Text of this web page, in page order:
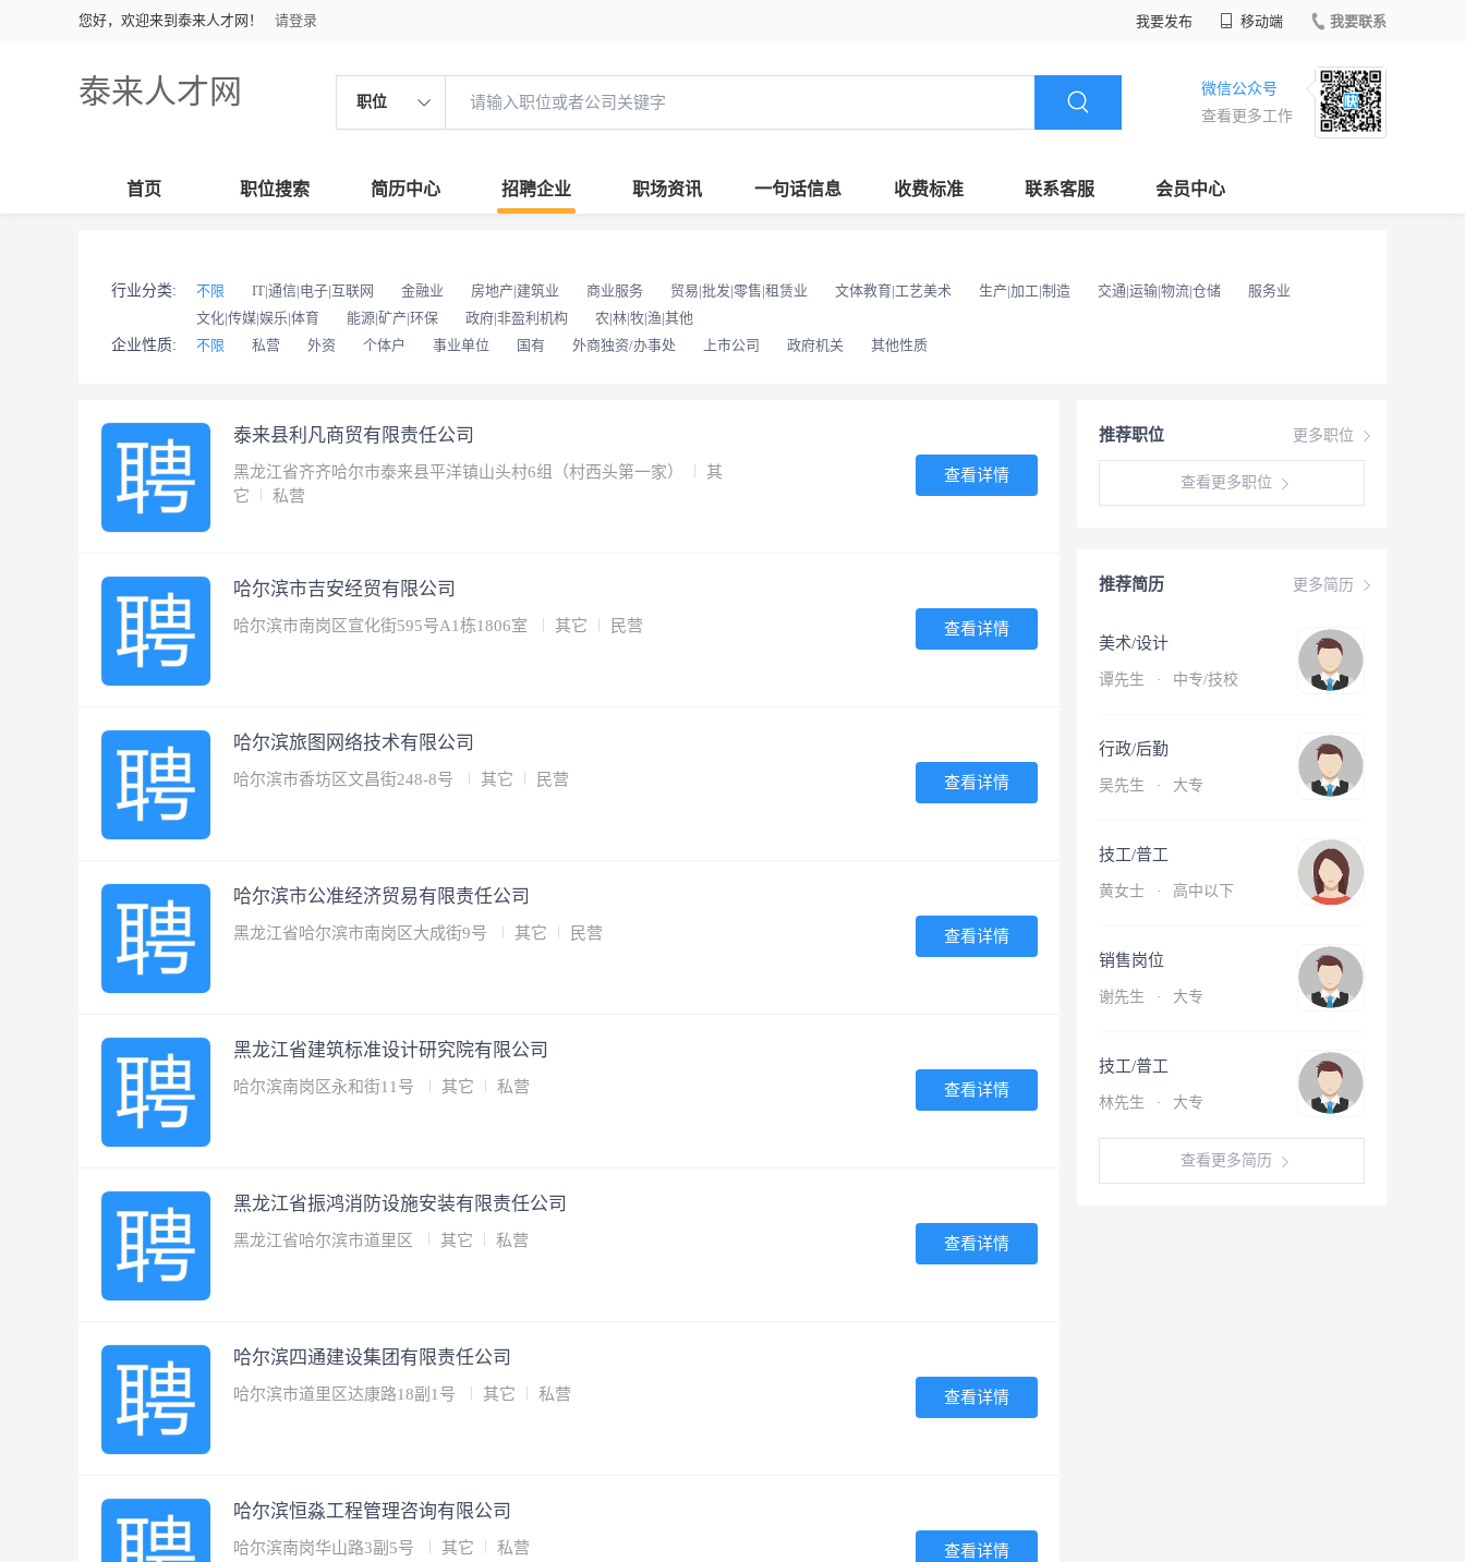
您好，欢迎来到泰来人才网！ 请登录 我要发布 移动端 我要联系
泰来人才网 职位
微信公众号
查看更多工作
首页 职位搜索 简历中心 招聘企业 职场资讯 一句话信息 收费标准 联系客服 会员中心
行业分类: 不限 IT|通信|电子|互联网 金融业 房地产|建筑业 商业服务 贸易|批发|零售|租赁业 文体教育|工艺美术 生产|加工|制造 交通|运输|物流|仓储
服务业
文化|传媒|娱乐|体育
能源|矿产|环保 政府|非盈利机构
农|林|牧|渔|其他
企业性质:
不限 私营 外资 个体户 事业单位 国有 外商独资/办事处 上市公司 政府机关 其他性质
更多职位
推荐职位
查看更多职位
更多简历
推荐简历
美术/设计
谭先生 · 中专/技校
行政/后勤
吴先生 · 大专
技工/普工
黄女士 · 高中以下
销售岗位
谢先生 · 大专
技工/普工
林先生 · 大专
查看更多简历
泰来县利凡商贸有限责任公司
黑龙江省齐齐哈尔市泰来县平洋镇山头村6组（村西头第一家）
其
它
私营
查看详情
哈尔滨市吉安经贸有限公司
哈尔滨市南岗区宣化街595号A1栋1806室 其它 民营 查看详情
哈尔滨旅图网络技术有限公司
哈尔滨市香坊区文昌街248-8号 其它 民营 查看详情
哈尔滨市公准经济贸易有限责任公司
黑龙江省哈尔滨市南岗区大成街9号 其它 民营 查看详情
黑龙江省建筑标准设计研究院有限公司
哈尔滨南岗区永和街11号 其它 私营 查看详情
黑龙江省振鸿消防设施安装有限责任公司
黑龙江省哈尔滨市道里区 其它 私营 查看详情
哈尔滨四通建设集团有限责任公司
哈尔滨市道里区达康路18副1号 其它 私营 查看详情
哈尔滨恒淼工程管理咨询有限公司
哈尔滨南岗华山路3副5号 其它 私营 查看详情